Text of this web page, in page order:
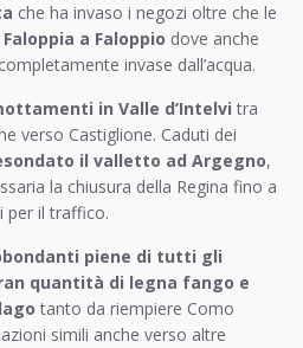
che ha invaso i negozi oltre che le
a Faloppio dove anche
invase dall’acqua.
in Valle d’Intelvi tra
verso Castiglione. Caduti dei
il valletto ad Argegno,
la chiusura della Regina fino a
per il traffico.
piene di tutti gli
quantità di legna fango e
tanto da riempiere Como
simili anche verso altre